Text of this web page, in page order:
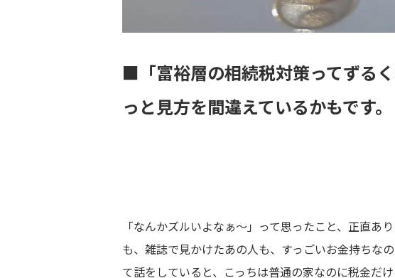
■「富裕層の相続税対策ってずるく
っと見方を間違えているかもです。
「なんかズルいよなぁ〜」って思ったこと、正直あ
も、雑誌で見かけたあの人も、すっごいお金持ちな
て話をしていると、こっちは普通の家なのに税金だ